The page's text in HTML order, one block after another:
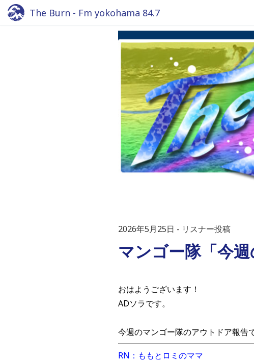
The Burn - Fm yokohama 84.7
2026年5月25日 リスナー投稿
マンゴー隊「今
おはようございます！
ADソラです。
今週のマンゴー隊のアウトドア報告で
RN：ももとロミのママ